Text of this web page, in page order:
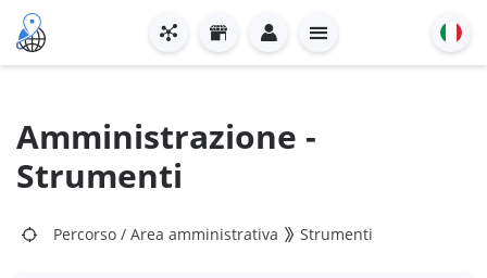
Amministrazione -
Strumenti
Percorso / Area amministrativa Strumenti